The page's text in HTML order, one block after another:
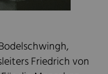
Friedrich von